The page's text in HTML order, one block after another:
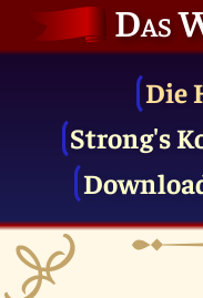
Das
Die
Strong's